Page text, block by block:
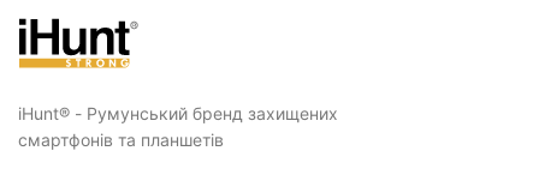
iHunt® - Румунський бренд захищених
смартфонів та планшетів